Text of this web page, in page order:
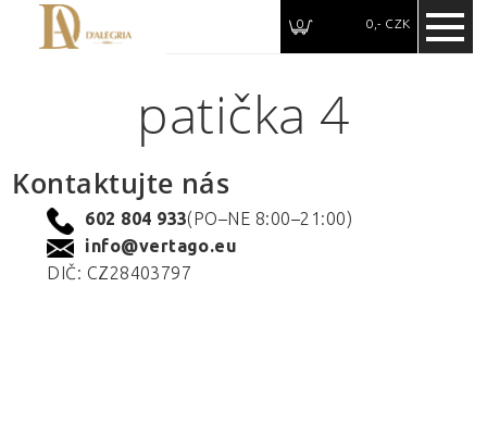
0 0,- CZK
patička 4
Kontaktujte nás
602 804 933(PO–NE 8:00–21:00)
info@vertago.eu
DIČ: CZ28403797